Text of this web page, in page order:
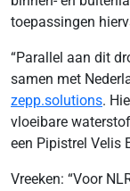
toepassingen
“Parallel aan dit
samen met
zepp.solutions.
vloeibare
een Pipistrel Velis
Vreeken: “Voor